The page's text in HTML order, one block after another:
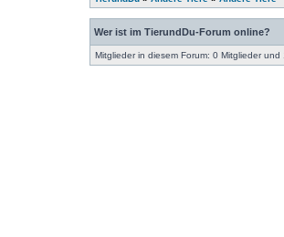
Wer ist im TierundDu-Forum online?
Mitglieder in diesem Forum: 0 Mitglieder und